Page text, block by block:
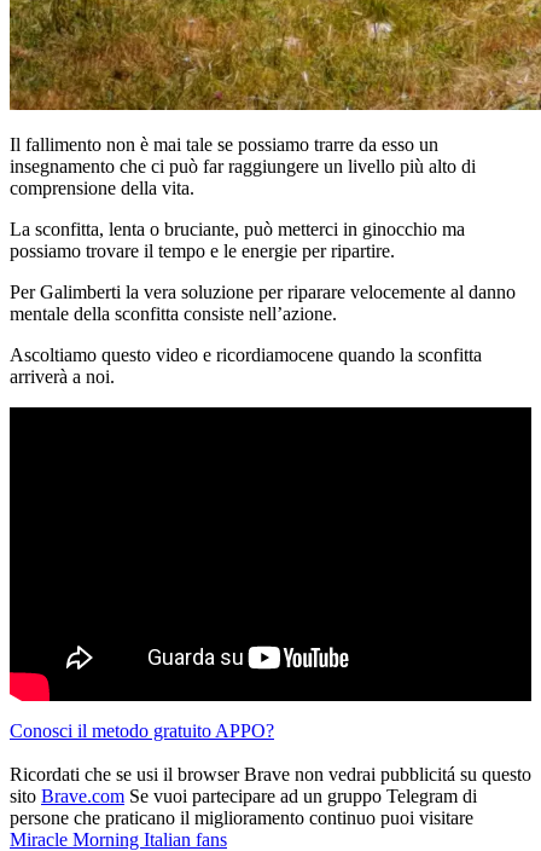
Il fallimento non è mai tale se possiamo trarre da esso un
insegnamento che ci può far raggiungere un livello più alto di
comprensione della vita.
La sconfitta, lenta o bruciante, può metterci in ginocchio ma
possiamo trovare il tempo e le energie per ripartire.
Per Galimberti la vera soluzione per riparare velocemente al danno
mentale della sconfitta consiste nell’azione.
Ascoltiamo questo video e ricordiamocene quando la sconfitta
arriverà a noi.
Conosci il metodo gratuito APPO?
Ricordati che se usi il browser Brave non vedrai pubblicitá su questo
sito Brave.com Se vuoi partecipare ad un gruppo Telegram di
persone che praticano il miglioramento continuo puoi visitare
Miracle Morning Italian fans